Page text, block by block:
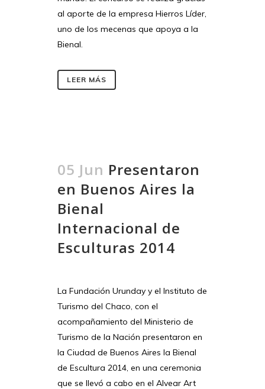
al aporte de la empresa Hierros Líder,
uno de los mecenas que apoya a la
Bienal.
LEER MÁS
05 Jun Presentaron
en Buenos Aires la
Bienal
Internacional de
Esculturas 2014
La Fundación Urunday y el Instituto de
Turismo del Chaco, con el
acompañamiento del Ministerio de
Turismo de la Nación presentaron en
la Ciudad de Buenos Aires la Bienal
de Escultura 2014, en una ceremonia
que se llevó a cabo en el Alvear Art